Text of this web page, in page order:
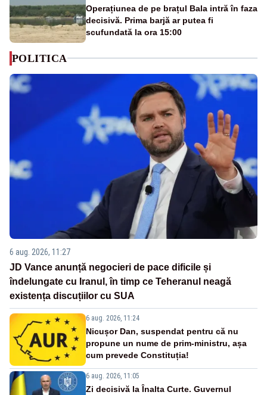
Operațiunea de pe brațul Bala intră în faza
decisivă. Prima barjă ar putea fi
scufundată la ora 15:00
POLITICA
6 aug. 2026, 11:27
JD Vance anunță negocieri de pace dificile și
îndelungate cu Iranul, în timp ce Teheranul neagă
existența discuțiilor cu SUA
6 aug. 2026, 11:24
Nicușor Dan, suspendat pentru că nu
propune un nume de prim-ministru, așa
cum prevede Constituția!
6 aug. 2026, 11:05
Zi decisivă la Înalta Curte. Guvernul